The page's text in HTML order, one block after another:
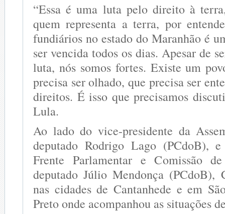
“Essa é uma luta pelo direito à
quem representa a terra, por
fundiários no estado do Maranhão é
ser vencida todos os dias. Apesar de
luta, nós somos fortes. Existe um
precisa ser olhado, que precisa ser
direitos. É isso que precisamos
Lula.
Ao lado do vice-presidente da
deputado Rodrigo Lago (PCdoB),
Frente Parlamentar e Comissão
deputado Júlio Mendonça (PCdoB),
nas cidades de Cantanhede e em
Preto onde acompanhou as situações